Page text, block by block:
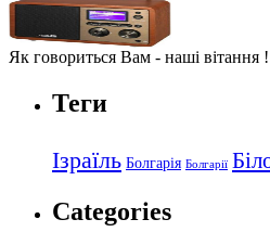
Як говориться Вам - наші вітання
Теги
Ізраїль Болгарія Болгарії
Categories